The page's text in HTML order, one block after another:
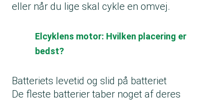
eller når du lige skal cykle en omvej.
Elcyklens motor: Hvilken placering er
bedst?
Batteriets levetid og slid på batteriet
De fleste batterier taber noget af deres